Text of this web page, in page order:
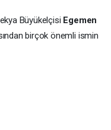
Büyükelçisi Egemen
birçok önemli ismin